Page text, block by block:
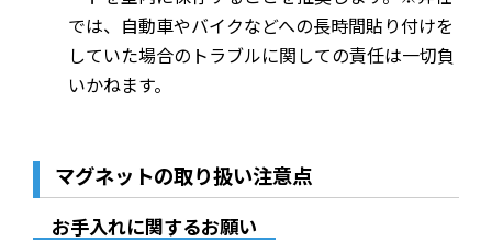
では、自動車やバイクなどへの長時間貼り付けを
していた場合のトラブルに関しての責任は一切負
いかねます。
マグネットの取り扱い注意点
お手入れに関するお願い